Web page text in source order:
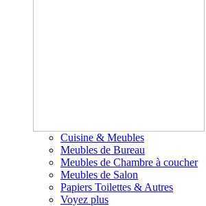
Cuisine & Meubles
Meubles de Bureau
Meubles de Chambre à coucher
Meubles de Salon
Papiers Toilettes & Autres
Voyez plus